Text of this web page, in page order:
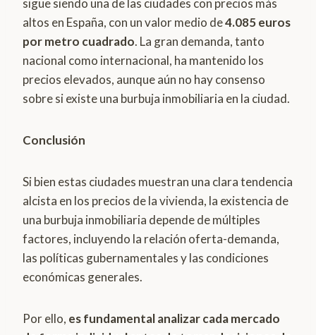
altos en España, con un valor medio de4.085 euros
por metro cuadrado. La gran demanda, tanto
nacional como internacional, ha mantenido los
precios elevados, aunque aún no hay consenso
sobre si existe una burbuja inmobiliaria en la ciudad.
Conclusión
Si bien estas ciudades muestran una clara tendencia
alcista en los precios de la vivienda, la existencia de
una burbuja inmobiliaria depende de múltiples
factores, incluyendo la relación oferta-demanda,
las políticas gubernamentales y las condiciones
económicas generales.
Por ello, es fundamental analizar cada mercado